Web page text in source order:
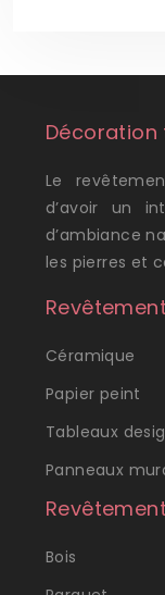
Décoration
Le
d’avoir un
d’ambiance
les pierres et
Céramique
Papier peint
Tableaux
Panneaux
Bois